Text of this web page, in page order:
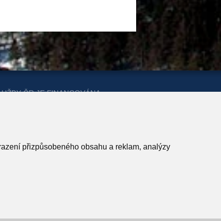
přizpůsobeného obsahu a reklam, analýzy
ČR JE FINANCOVÁNA